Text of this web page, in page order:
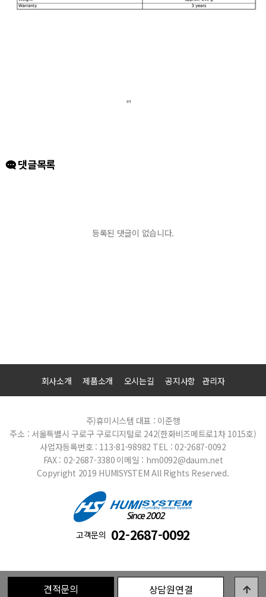
댓글목록
등록된 댓글이 없습니다.
회사소개 제품소개 오시는길 공지사항 관리자
주)휴미시스템 대표 : 이준행
주소 : 서울특별시 구로구 구로디지털로 242(한화비즈메트로1차 1015호)
사업자등록번호 : 113-81-98982 TEL : 02-2687-0092
FAX : 02-2687-3380 이메일 : hm0092@daum.net
Copyright 2019 HUMISYSTEM All Rights Reserved.
고객문의 02-2687-0092
견적문의 상담원연결